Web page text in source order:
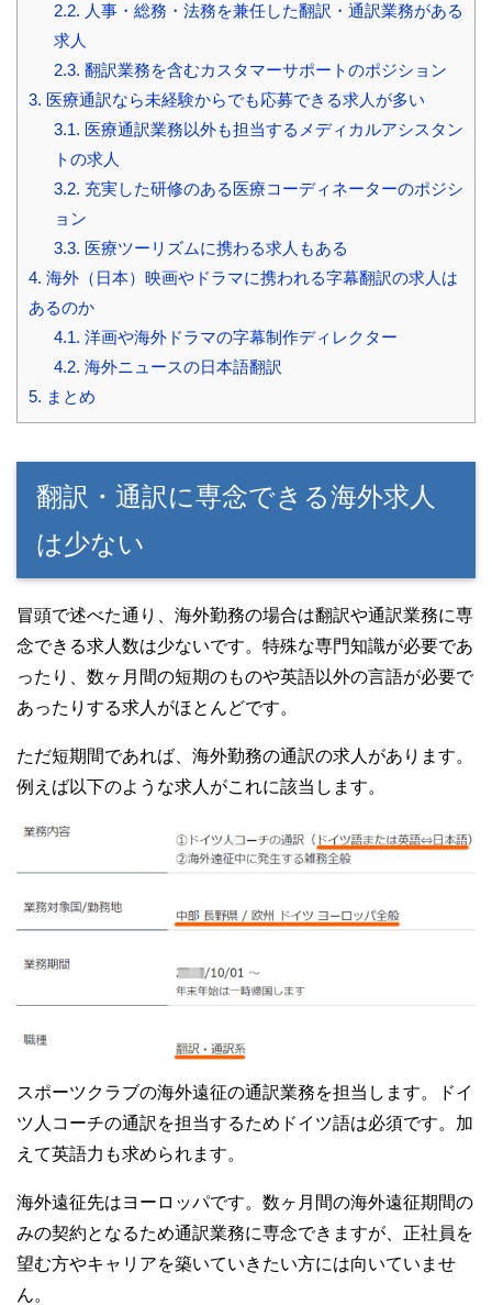
2.2. 人事・総務・法務を兼任した翻訳・通訳業務がある
求人
2.3. 翻訳業務を含むカスタマーサポートのポジション
3. 医療通訳なら未経験からでも応募できる求人が多い
3.1. 医療通訳業務以外も担当するメディカルアシスタン
トの求人
3.2. 充実した研修のある医療コーディネーターのポジシ
ョン
3.3. 医療ツーリズムに携わる求人もある
4. 海外（日本）映画やドラマに携われる字幕翻訳の求人は
あるのか
4.1. 洋画や海外ドラマの字幕制作ディレクター
4.2. 海外ニュースの日本語翻訳
5. まとめ
翻訳・通訳に専念できる海外求人
は少ない
冒頭で述べた通り、海外勤務の場合は翻訳や通訳業務に専
念できる求人数は少ないです。特殊な専門知識が必要であ
ったり、数ヶ月間の短期のものや英語以外の言語が必要で
あったりする求人がほとんどです。
ただ短期間であれば、海外勤務の通訳の求人があります。
例えば以下のような求人がこれに該当します。
スポーツクラブの海外遠征の通訳業務を担当します。ドイ
ツ人コーチの通訳を担当するためドイツ語は必須です。加
えて英語力も求められます。
海外遠征先はヨーロッパです。数ヶ月間の海外遠征期間の
みの契約となるため通訳業務に専念できますが、正社員を
望む方やキャリアを築いていきたい方には向いていませ
ん。